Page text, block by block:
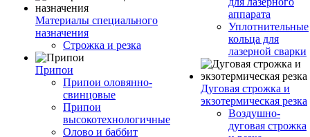
Материалы специального
назначения
Строжка и резка
Припои
Припои оловянно-
свинцовые
Припои
высокотехнологичные
Олово и баббит
аппарата
Уплотнительные
кольца для
лазерной сварки
Дуговая строжка и
экзотермическая резка
Воздушно-
дуговая строжка